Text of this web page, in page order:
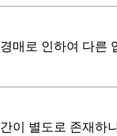
매로 인하여 다른
이 별도로 존재하